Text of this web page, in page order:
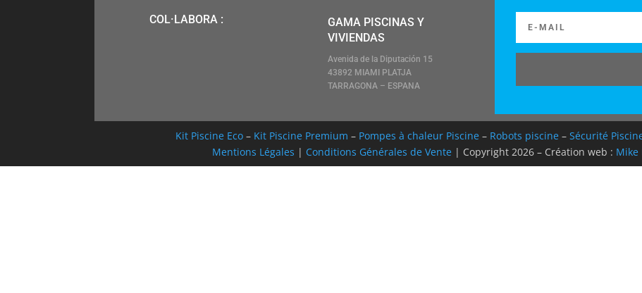
COL·LABORA :
GAMA PISCINAS Y
VIVIENDAS
Avenida de la Diputación 15
43892 MIAMI PLATJA
TARRAGONA – ESPANA
Kit Piscine Eco – Kit Piscine Premium – Pompes à chaleur Piscine – Robots piscine – Sécurité
Mentions Légales | Conditions Générales de Vente| Copyright 2026 – Création web : Mike